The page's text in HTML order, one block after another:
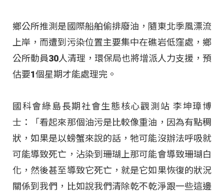
鄉公所推測是國際船舶偷排廢油，隨東北季風漂流
上岸，而遭到污染位置主要集中在礁岩低窪處，鄉
公所動員30人清理，環保局也將增派人力支援，預
估要1個星期才能處理完。
國科會綠島長期社會生態核心觀測站 李坤璋博
士：「看起來那個油污是比較像重油，因為有點稠
狀，如果是以螃蟹來說的話，牠可能沒辦法呼吸就
可能導致死亡，沾染到珊瑚上那可能會導致珊瑚白
化，然後甚至導致它死亡，就是它如果恢復的狀況
關係到我們，比如說我們清除乾不乾淨跟一些這邊